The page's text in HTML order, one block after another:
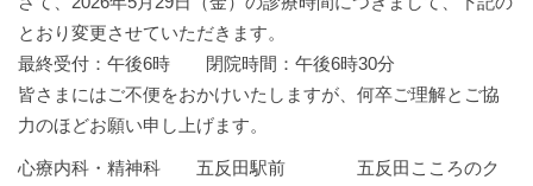
とおり変更させていただきます。
最終受付：午後6時 閉院時間：午後6時30分
皆さまにはご不便をおかけいたしますが、何卒ご理解とご協
力のほどお願い申し上げます。
心療内科・精神科 五反田駅前 五反田こころのク